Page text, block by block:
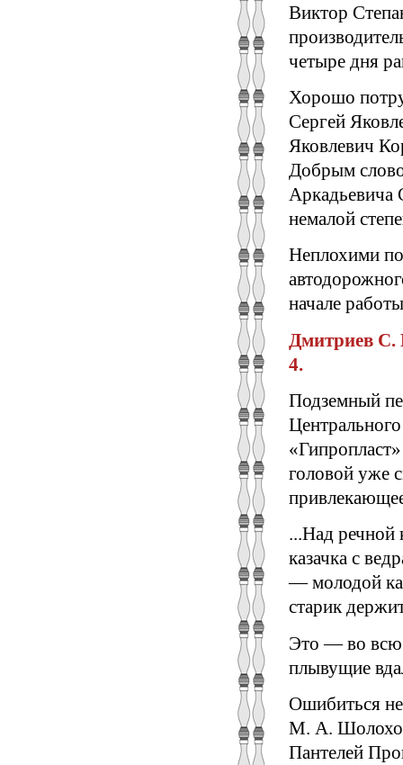
Виктор
четыре дня
Хорошо
Сергей
Яковлевич
Добрым
Аркадьевича
немалой
Неплохими
начале
Дмитриев С.
4.
Подземный
головой уже
...Над речной
казачка с
— молодой
старик
Это — во всю
плывущие
Ошибиться
М. А.
Пантелей